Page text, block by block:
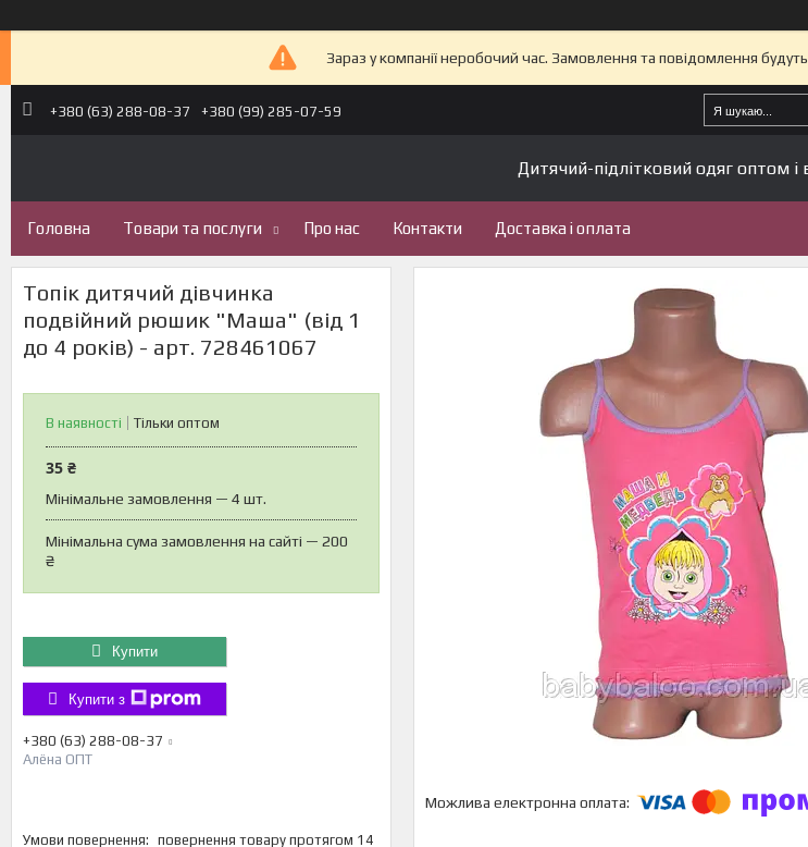
Зараз у компанії неробочий час. Замовлення та повідомлення
+380 (63) 288-08-37 +380 (99) 285-07-59
Дитячий-підлітковий одяг оптом
Головна Товари та послуги Про нас Контакти Доставка і оплата
Топік дитячий дівчинка
подвійний рюшик "Маша" (від 1
до 4 років) - арт. 728461067
В наявності Тільки оптом
35 ₴
Мінімальне замовлення — 4 шт.
Мінімальна сума замовлення на сайті — 200
₴
Купити
Купити з
+380 (63) 288-08-37
Алёна ОПТ
повернення товару протягом 14